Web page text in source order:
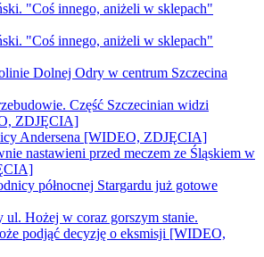
"Coś innego, aniżeli w sklepach"
"Coś innego, aniżeli w sklepach"
Dolnej Odry w centrum Szczecina
Część Szczecinian widzi
ZDJĘCIA]
Andersena [WIDEO, ZDJĘCIA]
nastawieni przed meczem ze Śląskiem w
północnej Stargardu już gotowe
ul. Hożej w coraz gorszym stanie.
podjąć decyzję o eksmisji [WIDEO,